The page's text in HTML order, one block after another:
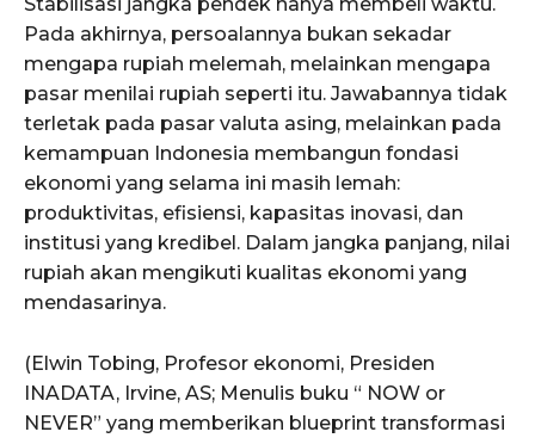
Pada akhirnya, persoalannya bukan sekadar
mengapa rupiah melemah, melainkan mengapa
pasar menilai rupiah seperti itu. Jawabannya tidak
terletak pada pasar valuta asing, melainkan pada
kemampuan Indonesia membangun fondasi
ekonomi yang selama ini masih lemah:
produktivitas, efisiensi, kapasitas inovasi, dan
institusi yang kredibel. Dalam jangka panjang, nilai
rupiah akan mengikuti kualitas ekonomi yang
mendasarinya.
(Elwin Tobing, Profesor ekonomi, Presiden
INADATA, Irvine, AS; Menulis buku “ NOW or
NEVER” yang memberikan blueprint transformasi